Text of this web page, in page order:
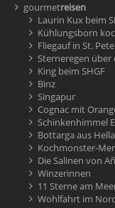
gourmetreisen
Laurin Kux beim
Kühlungsborn
Fliegauf in St.
Sterneregen über
King beim SHGF
Binz
Singapur
Cognac mit
Schinkenhimmel
Bottarga aus
Kochmonster-
Die Salinen von
Winzerinnen
11 Sterne am
Wohlfahrt im